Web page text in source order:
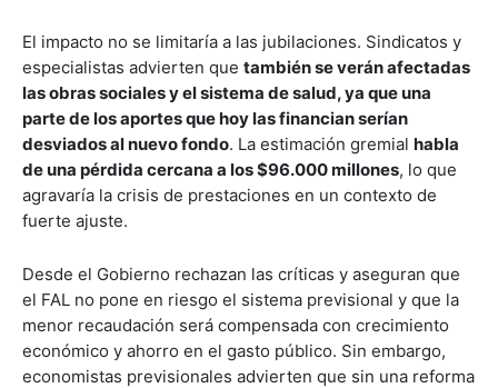
El impacto no se limitaría a las jubilaciones. Sindicatos y
especialistas advierten que también se verán afectadas
las obras sociales y el sistema de salud, ya que una
parte de los aportes que hoy las financian serían
desviados al nuevo fondo. La estimación gremial habla
de una pérdida cercana a los $96.000 millones, lo que
agravaría la crisis de prestaciones en un contexto de
fuerte ajuste.
Desde el Gobierno rechazan las críticas y aseguran que
el FAL no pone en riesgo el sistema previsional y que la
menor recaudación será compensada con crecimiento
económico y ahorro en el gasto público. Sin embargo,
economistas previsionales advierten que sin una reforma